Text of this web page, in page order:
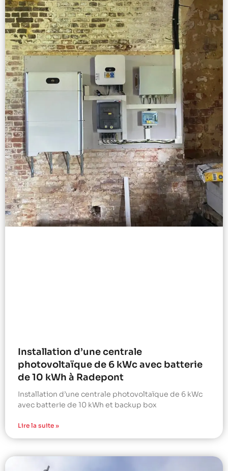
Installation d’une centrale
photovoltaïque de 6 kWc avec batterie
de 10 kWh à Radepont
Installation d’une centrale photovoltaïque de 6 kWc
avec batterie de 10 kWh et backup box
Lire la suite »